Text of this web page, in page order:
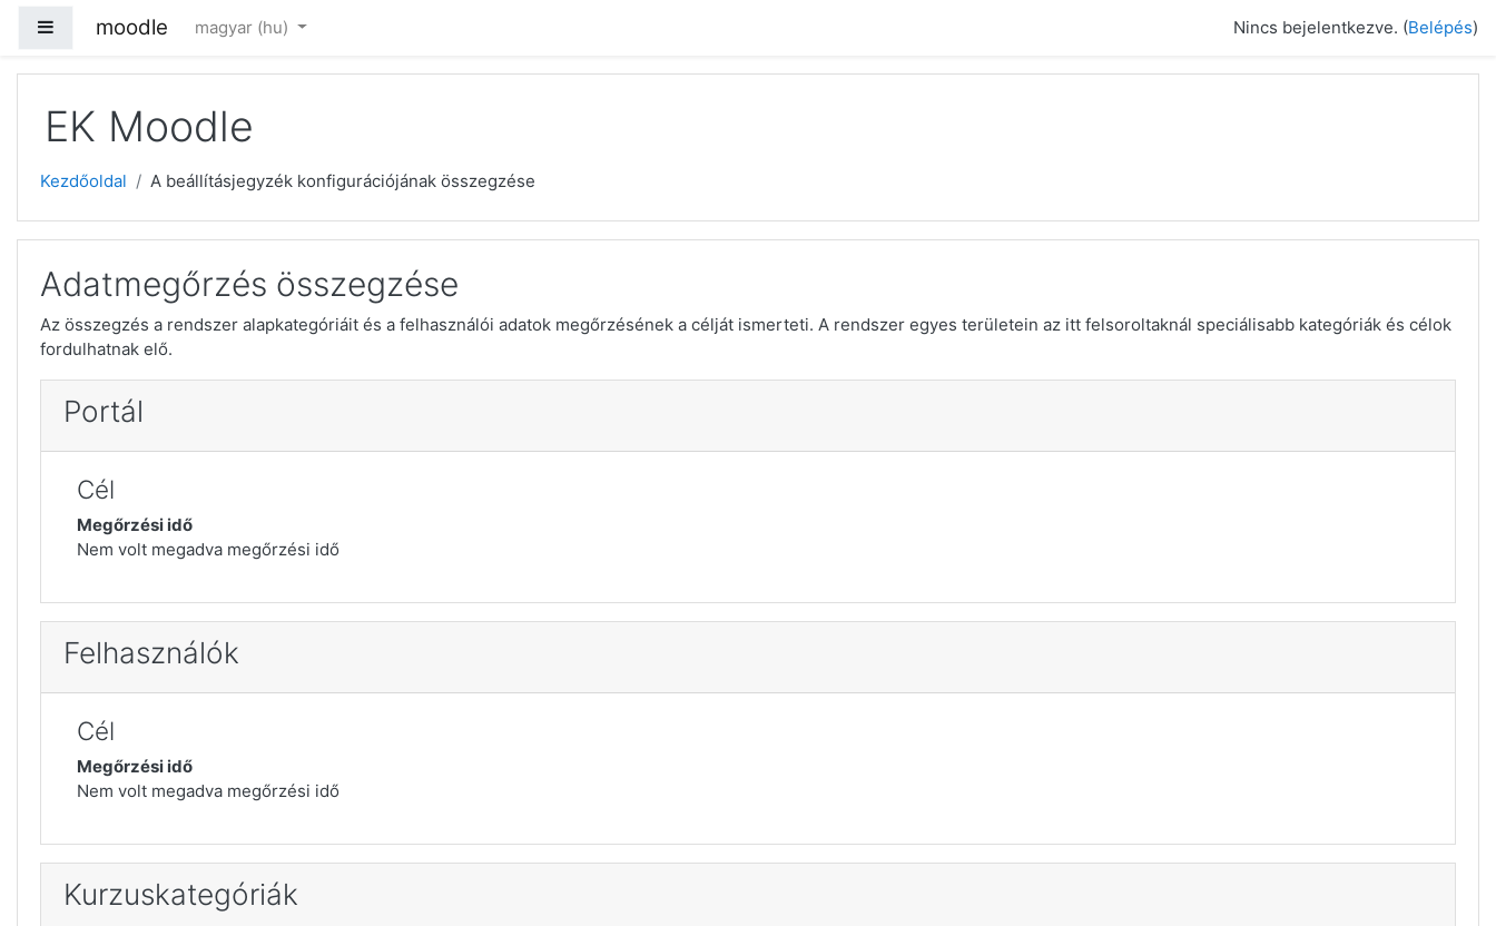
Oldalpanel
moodle magyar ‎(hu)‎ Nincs bejelentkezve. (Belépés)
EK Moodle
Kezdőoldal A beállításjegyzék konfigurációjának összegzése
Adatmegőrzés összegzése
Az összegzés a rendszer alapkategóriáit és a felhasználói adatok megőrzésének a célját ismerteti. A rendszer egyes területein az itt felsoroltaknál speciálisabb kategóriák és célok
fordulhatnak elő.
Portál
Cél
Megőrzési idő
Nem volt megadva megőrzési idő
Felhasználók
Cél
Megőrzési idő
Nem volt megadva megőrzési idő
Kurzuskategóriák